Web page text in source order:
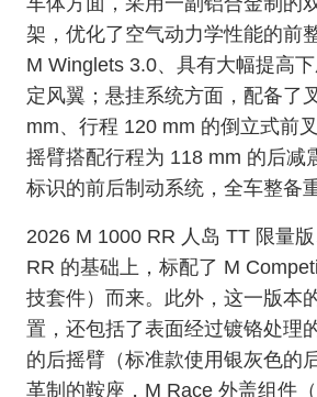
架，优化了空气动力学性能的前
M Winglets 3.0、具有大幅提高
定风翼；悬挂系统方面，配备了
mm、行程 120 mm 的倒立式前
摇臂搭配行程为 118 mm 的后减
标识的前后制动系统，全车整备
2026 M 1000 RR 人岛 TT 限量
RR 的基础上，标配了 M
技套件）而来。此外，这一版本
置，还包括了表面经过镀铬处理
的后摇臂（标准款使用银灰色的
革制的鞍座，M Race 外盖组件